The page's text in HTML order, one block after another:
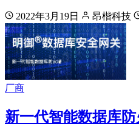
2022年3月19日 昂楷科技
厂商
新一代智能数据库